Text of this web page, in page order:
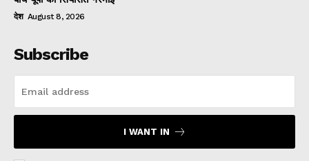
देश August 8, 2026
Subscribe
I WANT IN